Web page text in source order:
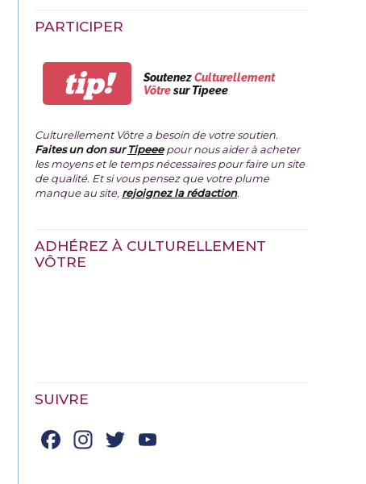
PARTICIPER
tip! SoutenezCulturellement
Vôtresur Tipeee
Culturellement Vôtre a besoin de votre soutien.
Faites un donsurTipeeepour nous aider à acheter
les moyens et le temps nécessaires pour faire un site
de qualité. Et si vous pensez que votre plume
manque au site, rejoignez la rédaction.
ADHÉREZ À CULTURELLEMENT
VÔTRE
SUIVRE
Facebook
Instagram
Twitter